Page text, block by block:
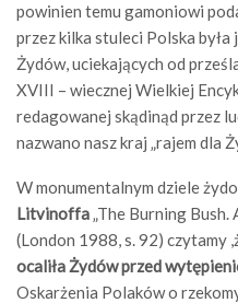
powinien temu gamoniowi
przez kilka stuleci Polska była
Żydów, uciekających od
XVIII – wiecznej Wielkiej
redagowanej skądinąd przez
nazwano nasz kraj „rajem dla
W monumentalnym dziele
Litvinoffa„The Burning
(London 1988, s. 92) czytamy
ocaliła Żydów przed
Oskarżenia Polaków o